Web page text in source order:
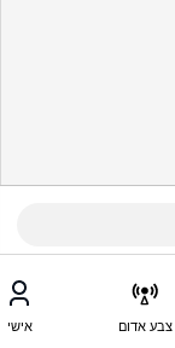
צבע אדום אישי